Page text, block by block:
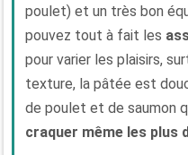
poulet) et un très bon
pouvez tout à fait les
pour varier les plaisirs,
texture, la pâtée est
de poulet et de saumon
craquer même les plus